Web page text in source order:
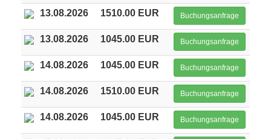
13.08.2026 1510.00 EUR Buchungsanfrage
13.08.2026 1045.00 EUR Buchungsanfrage
14.08.2026 1045.00 EUR Buchungsanfrage
14.08.2026 1510.00 EUR Buchungsanfrage
14.08.2026 1045.00 EUR Buchungsanfrage